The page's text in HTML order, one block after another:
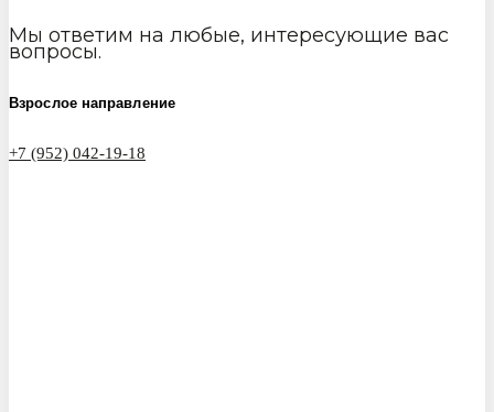
Мы ответим на любые, интересующие вас
вопросы.
Взрослое направление
+7 (952) 042-19-18